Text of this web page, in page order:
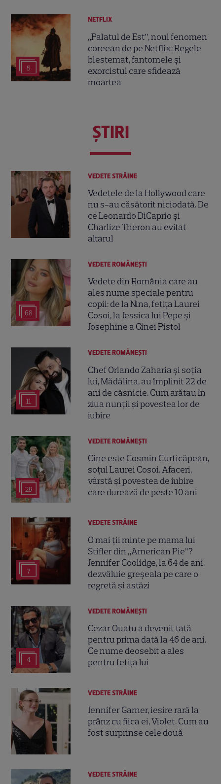
5
NETFLIX
„Palatul de Est”, noul fenomen
coreean de pe Netflix: Regele
blestemat, fantomele și
exorcistul care sfidează
moartea
ŞTIRI
VEDETE STRĂINE
Vedetele de la Hollywood care
nu s-au căsătorit niciodată. De
ce Leonardo DiCaprio și
Charlize Theron au evitat
altarul
68
VEDETE ROMÂNEŞTI
Vedete din România care au
ales nume speciale pentru
copii: de la Nina, fetița Laurei
Cosoi, la Jessica lui Pepe și
Josephine a Ginei Pistol
11
VEDETE ROMÂNEŞTI
Chef Orlando Zaharia și soția
lui, Mădălina, au împlinit 22 de
ani de căsnicie. Cum arătau în
ziua nunții și povestea lor de
iubire
29
VEDETE ROMÂNEŞTI
Cine este Cosmin Curticăpean,
soțul Laurei Cosoi. Afaceri,
vârstă și povestea de iubire
care durează de peste 10 ani
7
VEDETE STRĂINE
O mai ții minte pe mama lui
Stifler din „American Pie”?
Jennifer Coolidge, la 64 de ani,
dezvăluie greșeala pe care o
regretă și astăzi
4
VEDETE ROMÂNEŞTI
Cezar Ouatu a devenit tată
pentru prima dată la 46 de ani.
Ce nume deosebit a ales
pentru fetița lui
VEDETE STRĂINE
Jennifer Garner, ieșire rară la
prânz cu fiica ei, Violet. Cum au
fost surprinse cele două
VEDETE STRĂINE